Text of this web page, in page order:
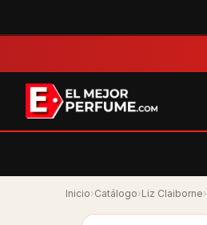
Inicio›Catálogo›Liz Claiborne›